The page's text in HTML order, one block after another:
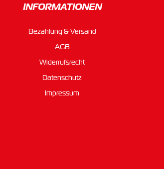
INFORMATIONEN
Bezahlung & Versand
AGB
Widerrufsrecht
Datenschutz
Impressum